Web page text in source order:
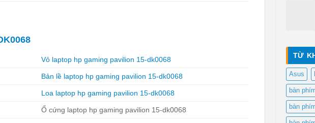
TỪ
Asus
bàn
bàn
Vỏ laptop hp gaming pavilion 15-dk0068
Bản lề laptop hp gaming pavilion 15-dk0068
Loa laptop hp gaming pavilion 15-dk0068
Ổ cứng laptop hp gaming pavilion 15-dk0068